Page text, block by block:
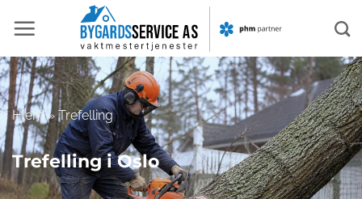
Hjem»Trefelling
Trefelling i Oslo